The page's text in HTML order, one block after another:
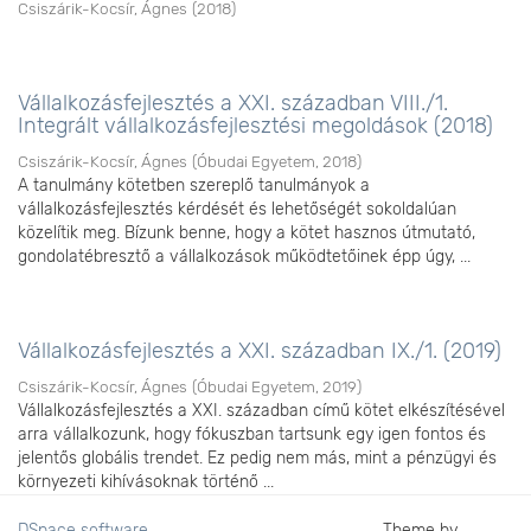
Csiszárik-Kocsír, Ágnes (2018)
Vállalkozásfejlesztés a XXI. században VIII./1.
Integrált vállalkozásfejlesztési megoldások (2018)
Csiszárik-Kocsír, Ágnes (Óbudai Egyetem 2018)
A tanulmány kötetben szereplő tanulmányok a
vállalkozásfejlesztés kérdését és lehetőségét sokoldalúan
közelítik meg. Bízunk benne, hogy a kötet hasznos útmutató,
gondolatébresztő a vállalkozások működtetőinek épp úgy, ...
Vállalkozásfejlesztés a XXI. században IX./1. (2019)
Csiszárik-Kocsír, Ágnes (Óbudai Egyetem 2019)
Vállalkozásfejlesztés a XXI. században című kötet elkészítésével
arra vállalkozunk, hogy fókuszban tartsunk egy igen fontos és
jelentős globális trendet. Ez pedig nem más, mint a pénzügyi és
környezeti kihívásoknak történő ...